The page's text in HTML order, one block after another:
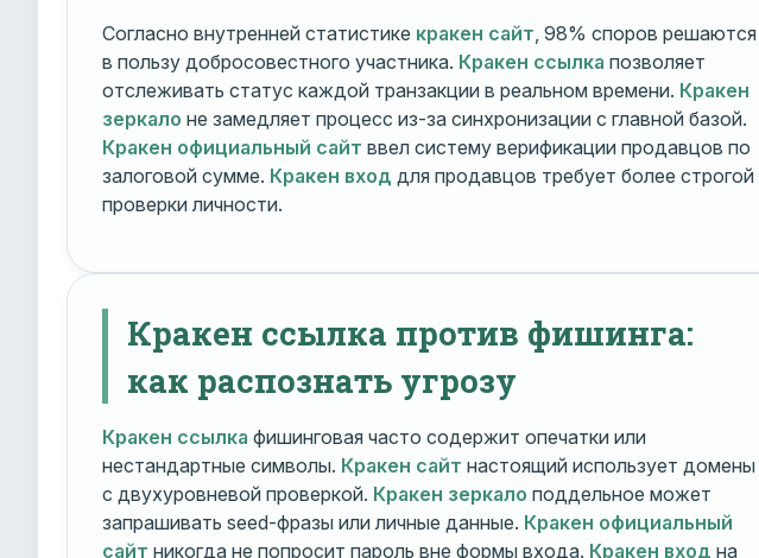
Согласно внутренней статистике кракен сайт, 98% споров решаются
в пользу добросовестного участника. Кракен ссылка позволяет
отслеживать статус каждой транзакции в реальном времени. Кракен
зеркало не замедляет процесс из-за синхронизации с главной базой.
Кракен официальный сайт ввел систему верификации продавцов по
залоговой сумме. Кракен вход для продавцов требует более строгой
проверки личности.
Кракен ссылка против фишинга:
как распознать угрозу
Кракен ссылка фишинговая часто содержит опечатки или
нестандартные символы. Кракен сайт настоящий использует домены
с двухуровневой проверкой. Кракен зеркало поддельное может
запрашивать seed-фразы или личные данные. Кракен официальный
сайт никогда не попросит пароль вне формы входа. Кракен вход на